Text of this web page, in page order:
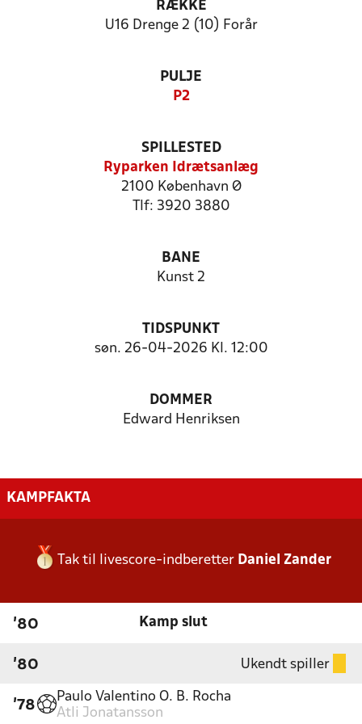
RÆKKE
U16 Drenge 2 (10) Forår
PULJE
P2
SPILLESTED
Ryparken Idrætsanlæg
2100 København Ø
Tlf: 3920 3880
BANE
Kunst 2
TIDSPUNKT
søn. 26-04-2026 Kl. 12:00
DOMMER
Edward Henriksen
KAMPFAKTA
Tak til livescore-indberetter Daniel Zander
'80 Kamp slut
'80 Ukendt spiller
'78
Paulo Valentino O. B. Rocha
Atli Jonatansson